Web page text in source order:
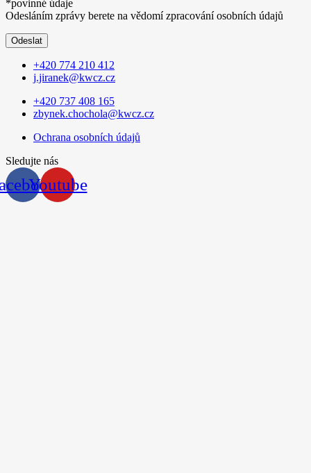
*povinné údaje
Odesláním zprávy berete na vědomí zpracování osobních údajů
Odeslat
+420 774 210 412
j.jiranek@kwcz.cz
+420 737 408 165
zbynek.chochola@kwcz.cz
Ochrana osobních údajů
Sledujte nás
Youtube